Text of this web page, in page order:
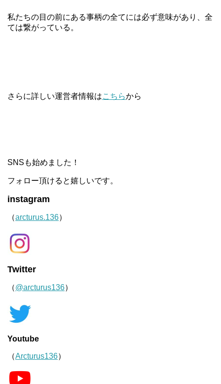
私たちの目の前にある事柄の全てには必ず意味があり、全
ては繋がっている。
さらに詳しい運営者情報はこちらから
SNSも始めました！
フォロー頂けると嬉しいです。
instagram
（arcturus.136）
Twitter
（@arcturus136）
Youtube
（Arcturus136）